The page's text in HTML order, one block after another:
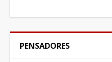
PENSADORES